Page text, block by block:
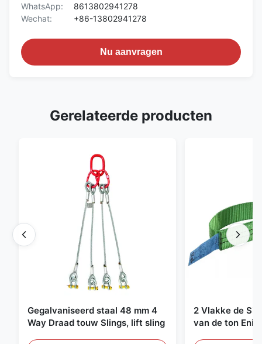
WhatsApp:
8613802941278
Wechat:
+86-13802941278
Nu aanvragen
Gerelateerde producten
Gegalvaniseerd staal 48 mm 4
Way Draad touw Slings, lift sling
2 Vlakke de
van de ton